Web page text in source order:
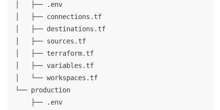
│   ├── .env
│   ├── connections.tf
│   ├── destinations.tf
│   ├── sources.tf
│   ├── terraform.tf
│   ├── variables.tf
│   └── workspaces.tf
└── production
    ├── .env